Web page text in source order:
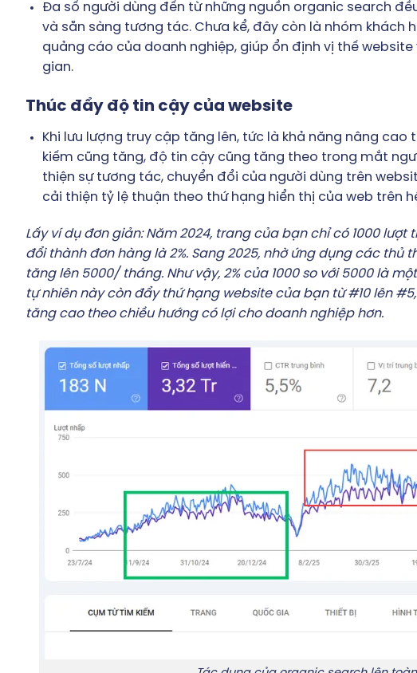
Đa số người dùng đến từ những nguồn organic search
và sẵn sàng tương tác. Chưa kể, đây còn là nhóm khách
quảng cáo của doanh nghiệp, giúp ổn định vị thế
gian.
Thúc đẩy độ tin cậy của website
Khi lưu lượng truy cập tăng lên, tức là khả năng nâng
kiếm cũng tăng, độ tin cậy cũng tăng theo trong mắt
thiện sự tương tác, chuyển đổi của người dùng trên
cải thiện tỷ lệ thuận theo thứ hạng hiển thị của web trên
Lấy ví dụ đơn giản: Năm 2024, trang của bạn chỉ có 1000
đổi thành đơn hàng là 2%. Sang 2025, nhờ ứng dụng các thủ
tăng lên 5000/ tháng. Như vậy, 2% của 1000 so với 5000 là
tự nhiên này còn đẩy thứ hạng website của bạn từ #10 lên
tăng cao theo chiều hướng có lợi cho doanh nghiệp hơn.